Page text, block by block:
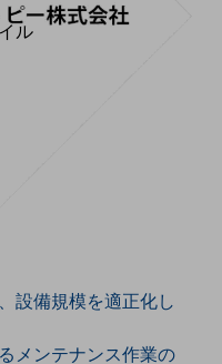
ル
設備規模を適正化し
メンテナンス作業の